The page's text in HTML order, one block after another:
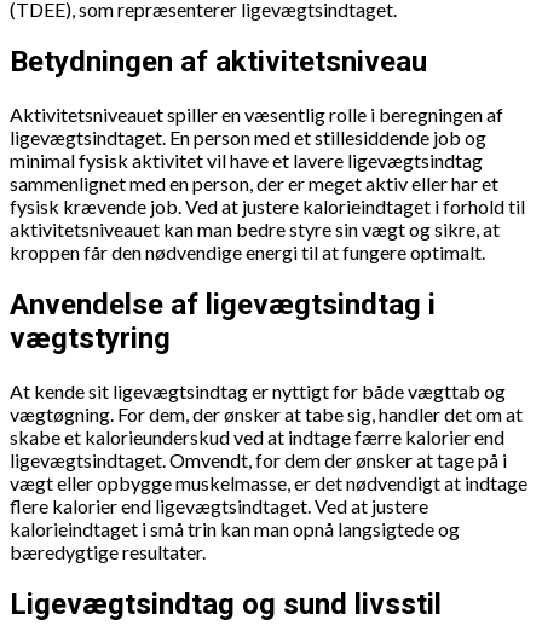
(TDEE), som repræsenterer ligevægtsindtaget.
Betydningen af aktivitetsniveau
Aktivitetsniveauet spiller en væsentlig rolle i beregningen af
ligevægtsindtaget. En person med et stillesiddende job og
minimal fysisk aktivitet vil have et lavere ligevægtsindtag
sammenlignet med en person, der er meget aktiv eller har et
fysisk krævende job. Ved at justere kalorieindtaget i forhold til
aktivitetsniveauet kan man bedre styre sin vægt og sikre, at
kroppen får den nødvendige energi til at fungere optimalt.
Anvendelse af ligevægtsindtag i
vægtstyring
At kende sit ligevægtsindtag er nyttigt for både vægttab og
vægtøgning. For dem, der ønsker at tabe sig, handler det om at
skabe et kalorieunderskud ved at indtage færre kalorier end
ligevægtsindtaget. Omvendt, for dem der ønsker at tage på i
vægt eller opbygge muskelmasse, er det nødvendigt at indtage
flere kalorier end ligevægtsindtaget. Ved at justere
kalorieindtaget i små trin kan man opnå langsigtede og
bæredygtige resultater.
Ligevægtsindtag og sund livsstil